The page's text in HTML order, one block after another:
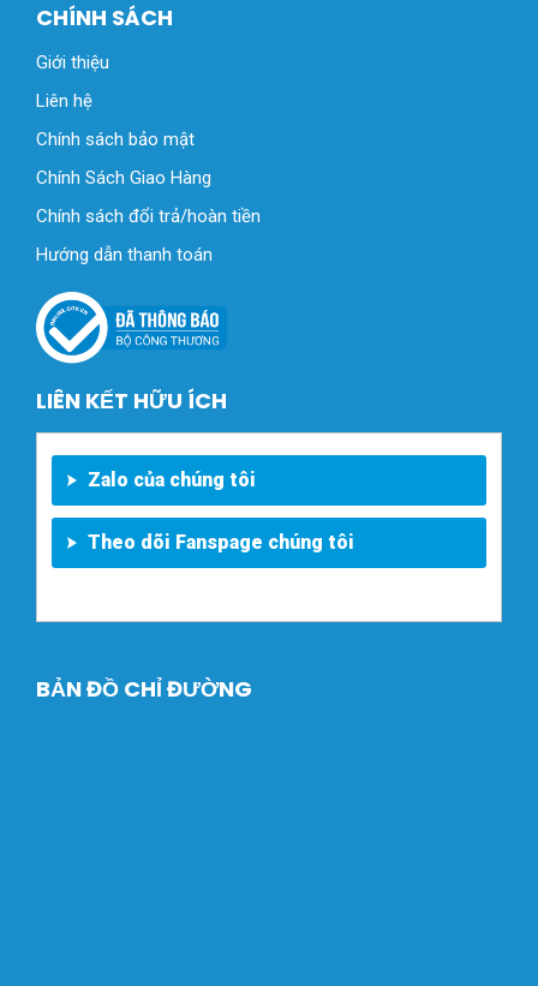
CHÍNH SÁCH
Giới thiệu
Liên hệ
Chính sách bảo mật
Chính Sách Giao Hàng
Chính sách đổi trả/hoàn tiền
Hướng dẫn thanh toán
LIÊN KẾT HỮU ÍCH
Zalo của chúng tôi
Theo dõi Fanspage chúng tôi
BẢN ĐỒ CHỈ ĐƯỜNG